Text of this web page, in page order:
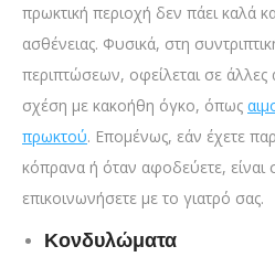
πρωκτική περιοχή δεν πάει καλά
ασθένειας. Φυσικά, στη
περιπτώσεων, οφείλεται σε άλλες
σχέση με κακοήθη όγκο, όπως
πρωκτού. Επομένως, εάν έχετε
κόπρανα ή όταν αφοδεύετε, είναι
επικοινωνήσετε με το γιατρό σας.
Κονδυλώματα